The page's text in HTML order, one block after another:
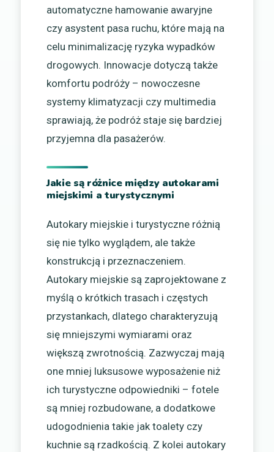
automatyczne hamowanie awaryjne
czy asystent pasa ruchu, które mają na
celu minimalizację ryzyka wypadków
drogowych. Innowacje dotyczą także
komfortu podróży – nowoczesne
systemy klimatyzacji czy multimedia
sprawiają, że podróż staje się bardziej
przyjemna dla pasażerów.
Jakie są różnice między autokarami
miejskimi a turystycznymi
Autokary miejskie i turystyczne różnią
się nie tylko wyglądem, ale także
konstrukcją i przeznaczeniem.
Autokary miejskie są zaprojektowane z
myślą o krótkich trasach i częstych
przystankach, dlatego charakteryzują
się mniejszymi wymiarami oraz
większą zwrotnością. Zazwyczaj mają
one mniej luksusowe wyposażenie niż
ich turystyczne odpowiedniki – fotele
są mniej rozbudowane, a dodatkowe
udogodnienia takie jak toalety czy
kuchnie są rzadkością. Z kolei autokary